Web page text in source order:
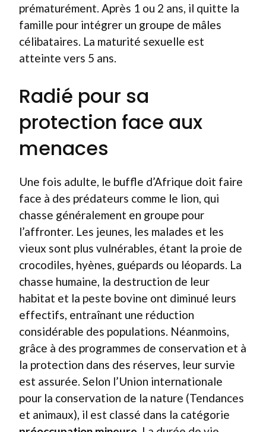
prématurément. Après 1 ou 2 ans, il quitte la
famille pour intégrer un groupe de mâles
célibataires. La maturité sexuelle est
atteinte vers 5 ans.
Radié pour sa
protection face aux
menaces
Une fois adulte, le buffle d’Afrique doit faire
face à des prédateurs comme le lion, qui
chasse généralement en groupe pour
l’affronter. Les jeunes, les malades et les
vieux sont plus vulnérables, étant la proie de
crocodiles, hyènes, guépards ou léopards. La
chasse humaine, la destruction de leur
habitat et la peste bovine ont diminué leurs
effectifs, entraînant une réduction
considérable des populations. Néanmoins,
grâce à des programmes de conservation et à
la protection dans des réserves, leur survie
est assurée. Selon l’Union internationale
pour la conservation de la nature (Tendances
et animaux), il est classé dans la catégorie